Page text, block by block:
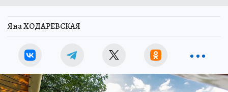
Яна ХОДАРЕВСКАЯ